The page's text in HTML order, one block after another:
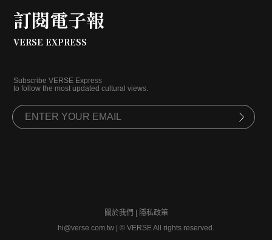
訂閱電子報
VERSE EXPRESS
Subscribe VERSE Express
to follow the most updated cultural views.
關於我們
隱私政策
hi@verse.com.tw
© VERSE All rights reserved.